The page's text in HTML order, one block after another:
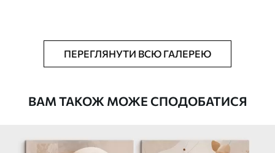
Додатково Можна додати лакове покриття.
Яскраві, насичені кольори
ПЕРЕГЛЯНУТИ ВСЮ ГАЛЕРЕЮ
ВАМ ТАКОЖ МОЖЕ СПОДОБАТИСЯ